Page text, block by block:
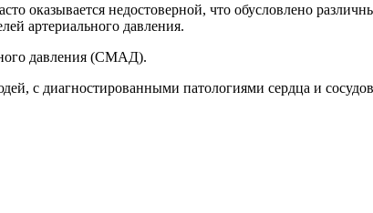
оказывается недостоверной, что обусловлено
артериального давления.
давления (СМАД).
с диагностированными патологиями сердца и